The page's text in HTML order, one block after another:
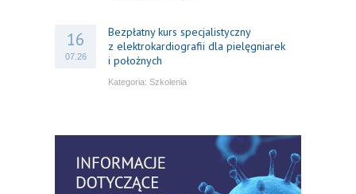
16
07.26
Bezpłatny kurs specjalistyczny
z elektrokardiografii dla pielęgniarek
i położnych
Kategoria: Szkolenia
praktyki – aktualny konsensus ekspertów
w dostępie naczyniowym
Kategoria:Szkolenia